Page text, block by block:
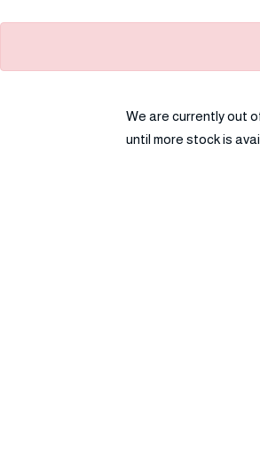
We are currently out
until more stock is